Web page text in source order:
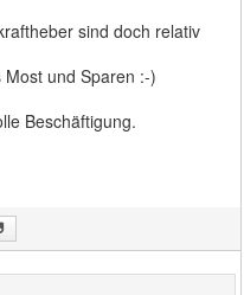
sind doch relativ
und Sparen :-)
Beschäftigung.